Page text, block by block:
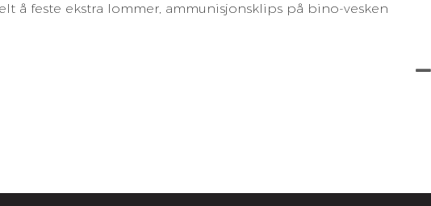
å feste ekstra lommer, ammunisjonsklips på bino-vesken